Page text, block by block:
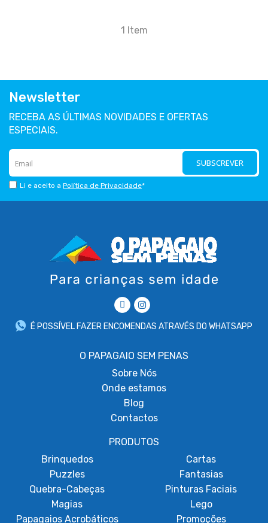
1 Item
Newsletter
RECEBA AS ÚLTIMAS NOVIDADES E OFERTAS
ESPECIAIS.
SUBSCREVER
Li e aceito a Política de Privacidade*
É POSSÍVEL FAZER ENCOMENDAS ATRAVÉS DO WHATSAPP
O PAPAGAIO SEM PENAS
Sobre Nós
Onde estamos
Blog
Contactos
PRODUTOS
Brinquedos
Puzzles
Quebra-Cabeças
Magias
Papagaios Acrobáticos
Cartas
Fantasias
Pinturas Faciais
Lego
Promoções